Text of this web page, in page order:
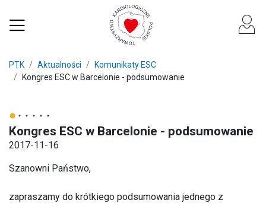
PTK Aktualności
Komunikaty ESC
Kongres ESC w Barcelonie - podsumowanie
Kongres ESC w Barcelonie - podsumowanie
2017-11-16
Szanowni Państwo,
zapraszamy do krótkiego podsumowania jednego z